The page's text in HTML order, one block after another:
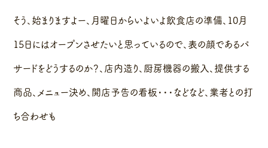
そう、始まりますよー、月曜日からいよいよ飲食店の準備、10月
15日にはオープンさせたいと思っているので、表の顔であるパ
サードをどうするのか？、店内造り、厨房機器の搬入、提供する
商品、メニュー決め、開店予告の看板・・・などなど、業者との打
ち合わせも